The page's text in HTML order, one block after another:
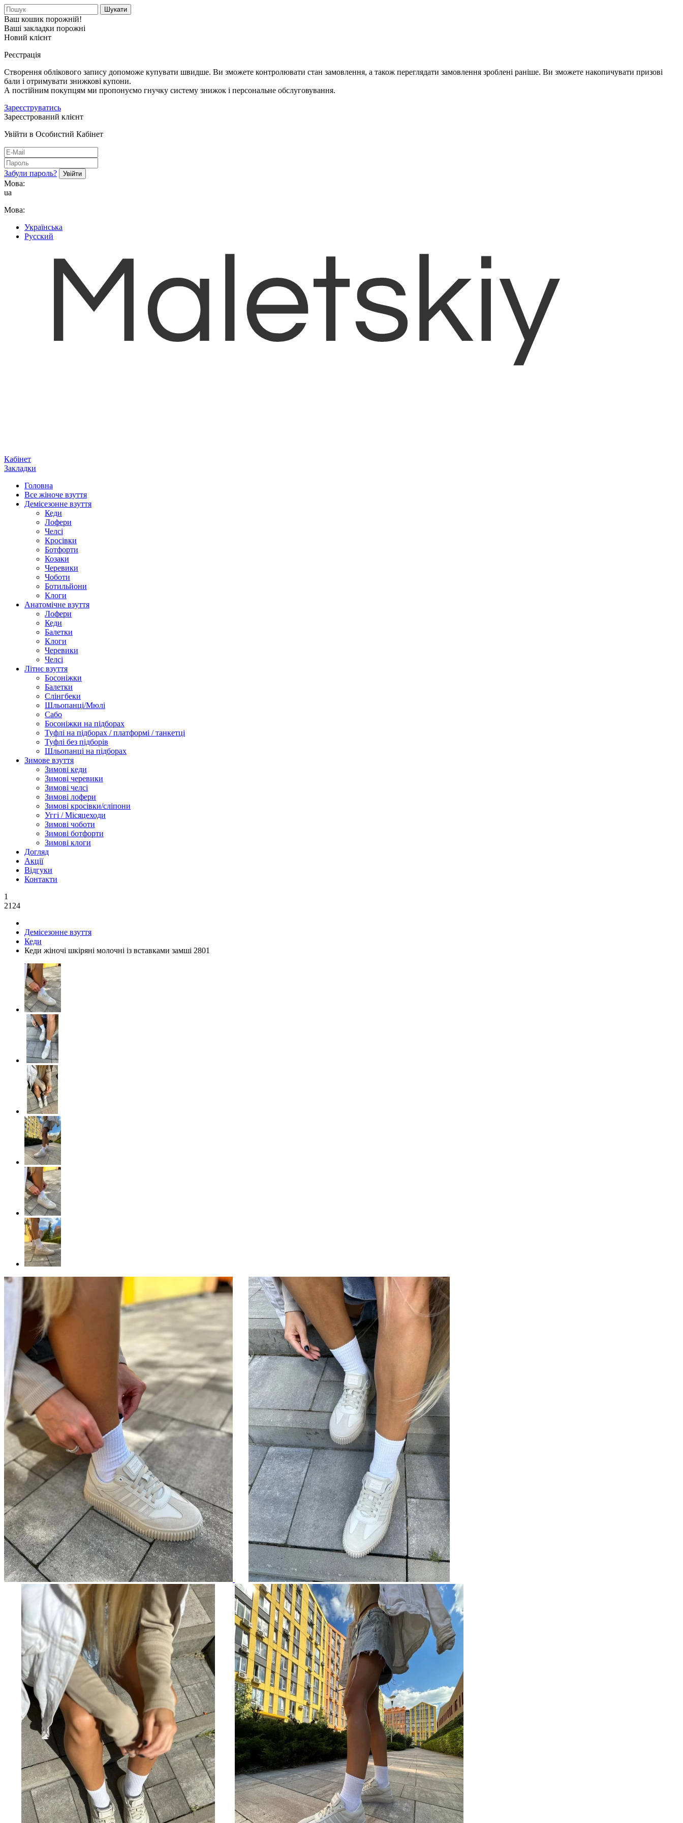
Шукати
Ваш кошик порожній!
Ваші закладки порожні
Новий клієнт
Реєстрація
Створення облікового запису допоможе купувати швидше. Ви зможете контролювати стан замовлення, а також переглядати замовлення зроблені раніше. Ви зможете накопичувати призові
бали і отримувати знижкові купони.
А постійним покупцям ми пропонуємо гнучку систему знижок і персональне обслуговування.
Зареєструватись
Зареєстрований клієнт
Увійти в Особистий Кабінет
Забули пароль?
Мова:
ua
Мова:
Українська
Русский
Кабінет
Закладки
Головна
Все жіноче взуття
Демісезонне взуття
Кеди
Лофери
Челсі
Кросівки
Ботфорти
Козаки
Черевики
Чоботи
Ботильйони
Клоги
Анатомічне взуття
Лофери
Кеди
Балетки
Клоги
Черевики
Челсі
Літнє взуття
Босоніжки
Балетки
Слінгбеки
Шльопанці/Мюлі
Сабо
Босоніжки на підборах
Туфлі на підборах / платформі / танкетці
Туфлі без підборів
Шльопанці на підборах
Зимове взуття
Зимові кеди
Зимові черевики
Зимові челсі
Зимові лофери
Зимові кросівки/сліпони
Уггі / Місяцеходи
Зимові чоботи
Зимові ботфорти
Зимові клоги
Догляд
Акції
Відгуки
Контакти
1
2124
Демісезонне взуття
Кеди
Кеди жіночі шкіряні молочні із вставками замші 2801